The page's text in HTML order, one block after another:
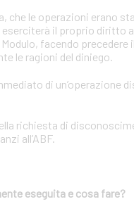
che le operazioni erano
il proprio diritto
facendo
le ragioni del diniego.
di un’operazione
richiesta di
all’ABF.
eseguita e cosa fare?